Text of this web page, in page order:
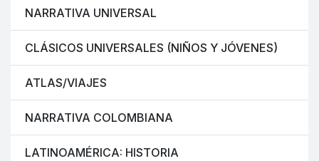
NARRATIVA UNIVERSAL
CLÁSICOS UNIVERSALES (NIÑOS Y JÓVENES)
ATLAS/VIAJES
NARRATIVA COLOMBIANA
LATINOAMÉRICA: HISTORIA